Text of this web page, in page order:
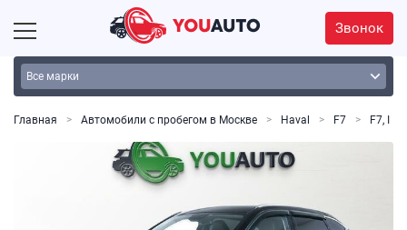
Звонок
Главная Автомобили с пробегом в Москве Haval F7 F7, I